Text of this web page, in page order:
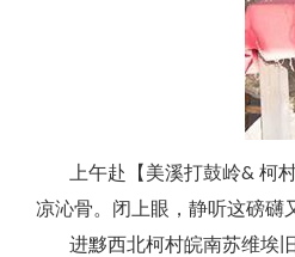
上午赴【美溪打鼓岭& 柯村
凉沁骨。闭上眼，静听这磅礴
进黟西北柯村皖南苏维埃旧